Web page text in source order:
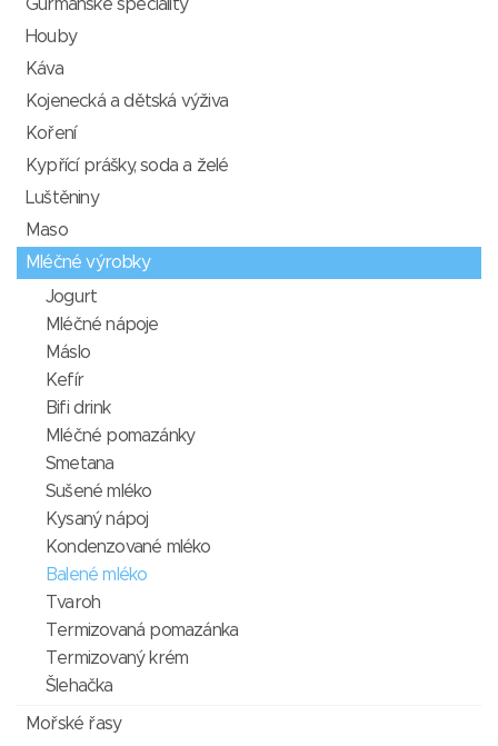
Gurmánské speciality
Houby
Káva
Kojenecká a dětská výživa
Koření
Kypřící prášky, soda a želé
Luštěniny
Maso
Mléčné výrobky
Jogurt
Mléčné nápoje
Máslo
Kefír
Bifi drink
Mléčné pomazánky
Smetana
Sušené mléko
Kysaný nápoj
Kondenzované mléko
Balené mléko
Tvaroh
Termizovaná pomazánka
Termizovaný krém
Šlehačka
Mořské řasy